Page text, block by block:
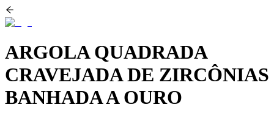
ARGOLA QUADRADA
CRAVEJADA DE ZIRCÔNIAS
BANHADA A OURO